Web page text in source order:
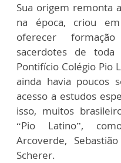
Sua origem remonta
na época, criou
oferecer
sacerdotes de
Pontifício Colégio Pio
ainda havia poucos
acesso a estudos
isso, muitos
“Pio Latino”,
Arcoverde,
Scherer.